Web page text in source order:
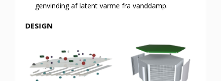
genvinding af latent varme fra vanddamp.
DESIGN